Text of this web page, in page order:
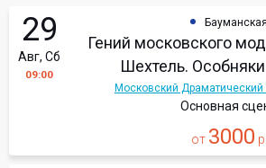
29
Авг, Сб
09:00
Бауманская
Гений московского
Шехтель.
Московский
Основная
от 3000 р.